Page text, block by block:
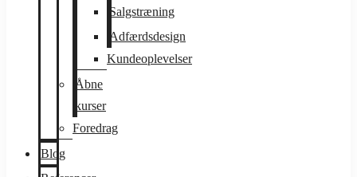
Salgstræning
Adfærdsdesign
Kundeoplevelser
Åbne
kurser
Foredrag
Blog